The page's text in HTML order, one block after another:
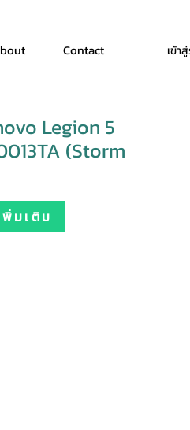
Contact เข้า
Legion 5
(Storm
มเติม